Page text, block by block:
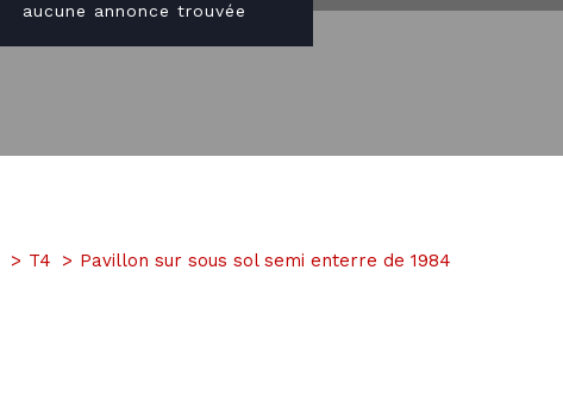
aucune annonce trouvée
T4 Pavillon sur sous sol semi enterre de 1984